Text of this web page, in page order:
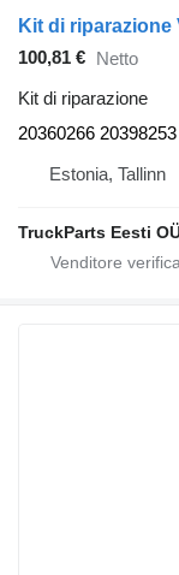
100,81 € Netto
Kit di riparazione
20360266 20398253
Estonia, Tallinn
TruckParts Eesti